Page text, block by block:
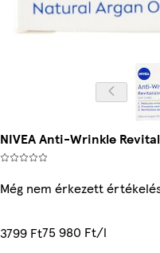
NIVEA Anti-Wrinkle
Még nem érkezett
3799 Ft75 980 Ft/l